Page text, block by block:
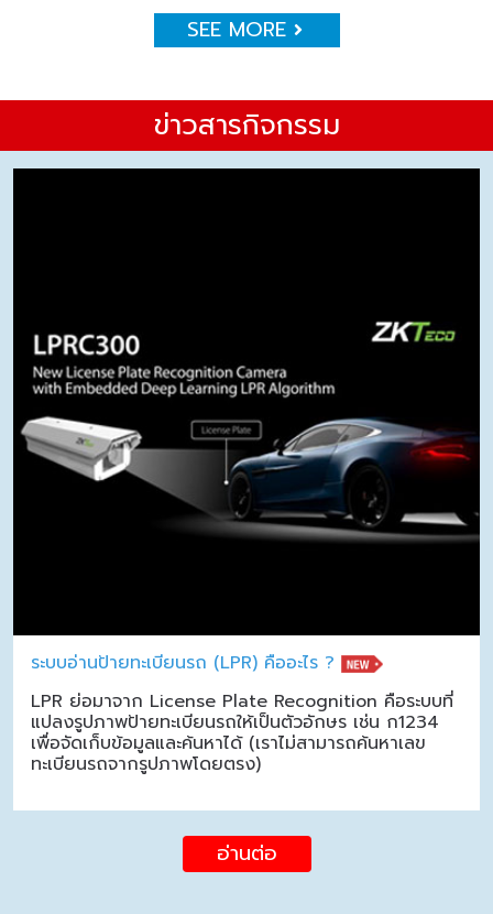
SEE MORE
ข่าวสารกิจกรรม
ระบบอ่านป้ายทะเบียนรถ (LPR) คืออะไร ?
LPR ย่อมาจาก License Plate Recognition คือระบบที่
แปลงรูปภาพป้ายทะเบียนรถให้เป็นตัวอักษร เช่น ก1234
เพื่อจัดเก็บข้อมูลและค้นหาได้ (เราไม่สามารถค้นหาเลข
ทะเบียนรถจากรูปภาพโดยตรง)
อ่านต่อ